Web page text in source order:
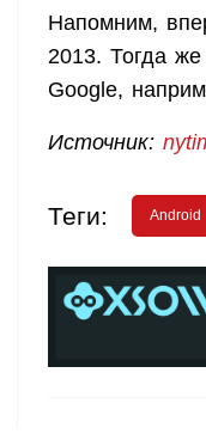
Напомним,
2013. Тогда
Google,
Источник:
Теги: Android